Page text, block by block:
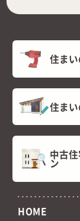
住ま
住ま
中古
ン
HOME